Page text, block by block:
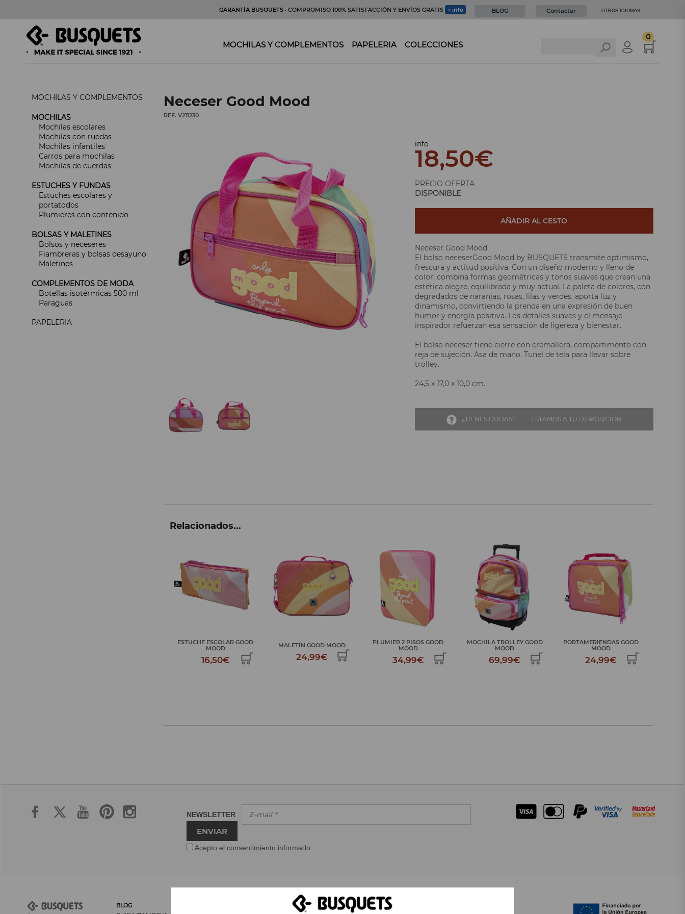
GARANTÍA BUSQUETS · COMPROMISO 100% SATISFACCIÓN Y ENVÍOS GRATIS + info BLOG Contactar OTROS IDIOMAS
MOCHILAS Y COMPLEMENTOS PAPELERIA COLECCIONES
0
MOCHILAS Y COMPLEMENTOS
MOCHILAS
Mochilas escolares
Mochilas con ruedas
Mochilas infantiles
Carros para mochilas
Mochilas de cuerdas
ESTUCHES Y FUNDAS
Estuches escolares y
portatodos
Plumieres con contenido
BOLSAS Y MALETINES
Bolsos y neceseres
Fiambreras y bolsas desayuno
Maletines
COMPLEMENTOS DE MODA
Botellas isotérmicas 500 ml
Paraguas
PAPELERIA
Neceser Good Mood
REF. V211230
info
18,50€
PRECIO OFERTA
DISPONIBLE
AÑADIR AL CESTO
Neceser Good Mood
El bolso neceserGood Mood by BUSQUETS transmite optimismo,
frescura y actitud positiva. Con un diseño moderno y lleno de
color, combina formas geométricas y tonos suaves que crean una
estética alegre, equilibrada y muy actual. La paleta de colores, con
degradados de naranjas, rosas, lilas y verdes, aporta luz y
dinamismo, convirtiendo la prenda en una expresión de buen
humor y energía positiva. Los detalles suaves y el mensaje
inspirador refuerzan esa sensación de ligereza y bienestar.
El bolso neceser tiene cierre con cremallera, compartimento con
reja de sujeción. Asa de mano. Tunel de tela para llevar sobre
trolley.
24,5 x 17,0 x 10,0 cm.
¿TIENES DUDAS? ESTAMOS A TU DISPOSICIÓN
Relacionados...
MALETÍN GOOD MOOD
24,99€
PLUMIER 2 PISOS GOOD
MOOD
34,99€
MOCHILA TROLLEY GOOD
MOOD
69,99€
PORTAMERIENDAS GOOD
MOOD
24,99€
MOCHILA ESCOLAR GRANDE
GO...
52,99€
NEWSLETTER
ENVIAR
Acepto el consentimiento informado.
BLOG
PEDIDOS